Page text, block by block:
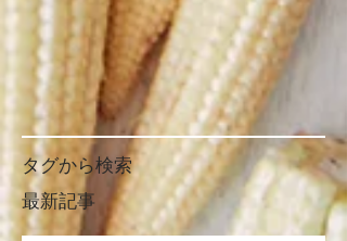
タグから検索
最新記事